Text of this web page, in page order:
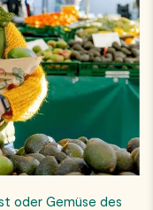
oder Gemüse des